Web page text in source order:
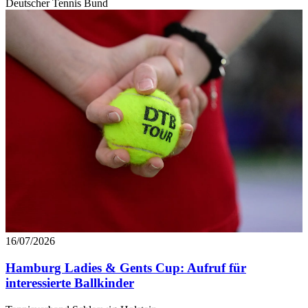
Footer aufgerufen und angepasst werden.
Deutscher Tennis Bund
16/07/2026
Hamburg Ladies & Gents Cup: Aufruf für
interessierte Ballkinder